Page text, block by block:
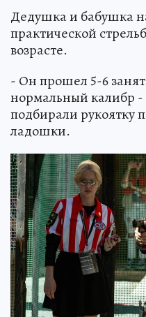
Дедушка и бабушка
практической
возрасте.
- Он прошел 5-6
нормальный калибр -
подбирали рукоятку
ладошки.